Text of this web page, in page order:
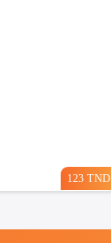
123 TND